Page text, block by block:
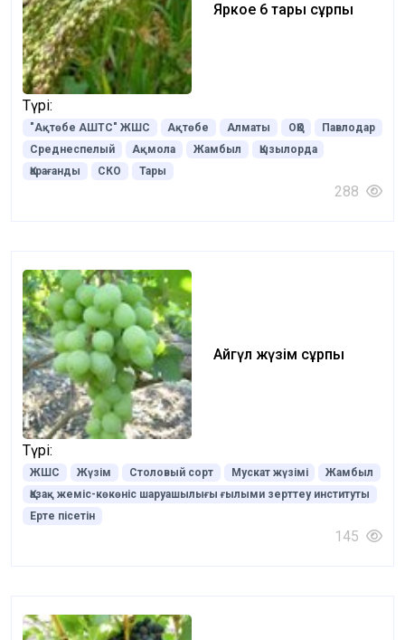
Яркое 6 тары сұрпы
Түрі:
"Ақтөбе АШТС" ЖШС Ақтөбе Алматы ОҚО
Павлодар
Среднеспелый
Ақмола Жамбыл
Қызылорда
Қарағанды
СКО Тары
288
Айгүл жүзім сұрпы
Түрі:
ЖШС Жүзім Столовый сорт Мускат жүзімі
Жамбыл
Қазақ жеміс-көкөніс шаруашылығы ғылыми зерттеу институты
Ерте пісетін
145